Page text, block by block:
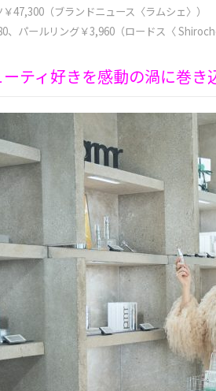
￥47,300（ブランドニュース〈ラムシェ〉
、パールリング￥3,960（ロードス〈
ーティ好きを感動の渦に巻